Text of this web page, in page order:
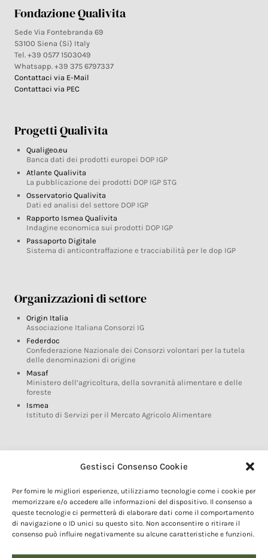
Gestisci Consenso Cookie
Per fornire le migliori esperienze, utilizziamo tecnologie come i cookie per
memorizzare e/o accedere alle informazioni del dispositivo. Il consenso a
queste tecnologie ci permetterà di elaborare dati come il comportamento
di navigazione o ID unici su questo sito. Non acconsentire o ritirare il
consenso può influire negativamente su alcune caratteristiche e funzioni.
Fondazione Qualivita
Sede Via Fontebranda 69
53100 Siena (Si) Italy
Tel. +39 0577 1503049
Whatsapp. +39 375 6797337
Contattaci via E-Mail
Contattaci via PEC
Progetti Qualivita
Qualigeo.eu
Banca dati dei prodotti europei DOP IGP
Atlante Qualivita
La pubblicazione dei prodotti DOP IGP STG
Osservatorio Qualivita
Dati ed analisi del settore DOP IGP
Rapporto Ismea Qualivita
Indagine economica sui prodotti DOP IGP
Passaporto Digitale
Sistema di anticontraffazione e tracciabilità per le dop IGP
Organizzazioni di settore
Origin Italia
Associazione Italiana Consorzi IG
Federdoc
Confederazione Nazionale dei Consorzi volontari per la tutela
delle denominazioni di origine
Masaf
Ministero dell’agricoltura, della sovranità alimentare e delle
foreste
Ismea
Istituto di Servizi per il Mercato Agricolo Alimentare
Glossario DOP IGP
Marchi DOP IGP
Normativa prodotti DOP IGP
Consorzi di Tutela
Farm To Fork e prodotti DOP IGP